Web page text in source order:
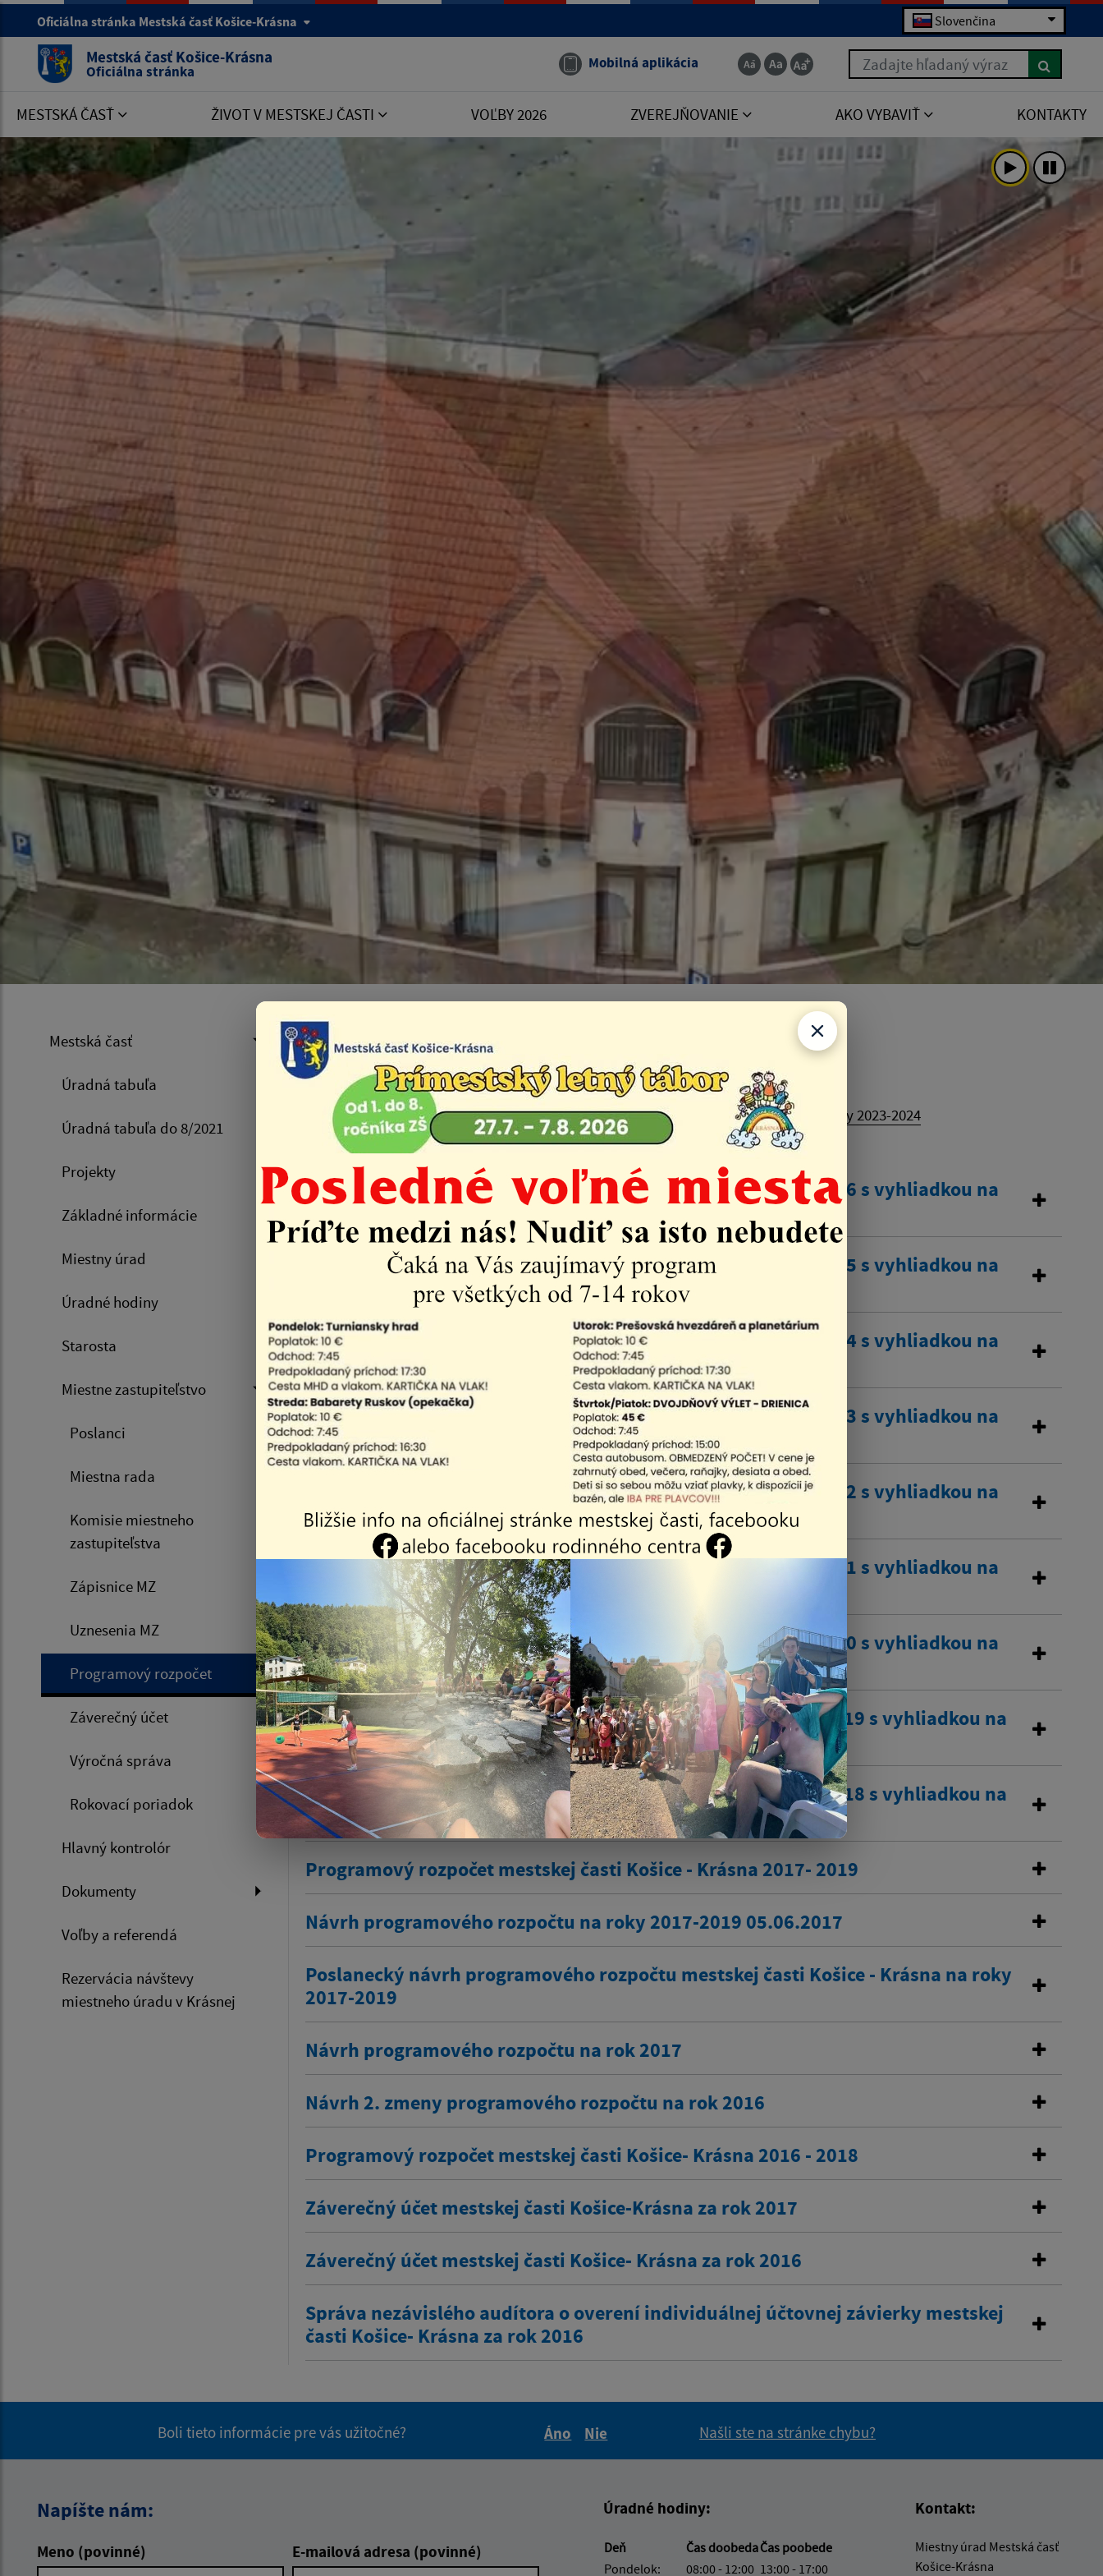
Oficiálna stránka Mestská časť Košice-Krásna Slovenčina
Mestská časť Košice-Krásna
Oficiálna stránka Mobilná aplikácia Zadajte hľadaný výraz
MESTSKÁ ČASŤ ŽIVOT V MESTSKEJ ČASTI VOĽBY 2026 ZVEREJŇOVANIE AKO VYBAVIŤ KONTAKTY
Mestská časť
Úradná tabuľa
Úradná tabuľa do 8/2021
Projekty
Základné informácie
Miestny úrad
Úradné hodiny
Starosta
Miestne zastupiteľstvo
Poslanci
Miestna rada
Komisie miestneho
zastupiteľstva
Zápisnice MZ
Uznesenia MZ
Programový rozpočet
Záverečný účet
Výročná správa
Rokovací poriadok
Hlavný kontrolór
Dokumenty
Voľby a referendá
Rezervácia návštevy
miestneho úradu v Krásnej
Programový rozpočet
Úvod Mestská časť Miestne zastupiteľstvo
Programový rozpočet
Programový rozpočet mestskej časti Košice-Krásna na rok 2022 s vyhliadkou na roky 2023-2024
Programový rozpočet mestskej časti Košice-Krásna na rok 2026 s vyhliadkou na
roky 2027-2028
Programový rozpočet mestskej časti Košice-Krásna na rok 2025 s vyhliadkou na
roky 2026-2027
Programový rozpočet mestskej časti Košice-Krásna na rok 2024 s vyhliadkou na
roky 2025-2026
Programový rozpočet mestskej časti Košice-Krásna na rok 2023 s vyhliadkou na
roky 2024-2025
Programový rozpočet mestskej časti Košice-Krásna na rok 2022 s vyhliadkou na
roky 2023-2024
Programový rozpočet mestskej časti Košice-Krásna na rok 2021 s vyhliadkou na
roky 2022-2023
Programový rozpočet mestskej časti Košice-Krásna na rok 2020 s vyhliadkou na
roky 2021-2022
Programový rozpočet mestskej časti Košice - Krásna na rok 2019 s vyhliadkou na
roky 2020 - 2021
Programový rozpočet mestskej časti Košice - Krásna na rok 2018 s vyhliadkou na
roky 2019-2020
Programový rozpočet mestskej časti Košice - Krásna 2017- 2019
Návrh programového rozpočtu na roky 2017-2019 05.06.2017
Poslanecký návrh programového rozpočtu mestskej časti Košice - Krásna na roky
2017-2019
Návrh programového rozpočtu na rok 2017
Návrh 2. zmeny programového rozpočtu na rok 2016
Programový rozpočet mestskej časti Košice- Krásna 2016 - 2018
Záverečný účet mestskej časti Košice-Krásna za rok 2017
Záverečný účet mestskej časti Košice- Krásna za rok 2016
Správa nezávislého audítora o overení individuálnej účtovnej závierky mestskej
časti Košice- Krásna za rok 2016
Boli tieto informácie pre vás užitočné?
Áno
Nie
Našli ste na stránke chybu?
Napíšte nám:
Meno (povinné) E-mailová adresa (povinné)
Úradné hodiny:
Deň Čas doobedaČas poobede
Pondelok:
08:00 - 12:00 13:00 - 17:00
Kontakt:
Miestny úrad Mestská časť
Košice-Krásna